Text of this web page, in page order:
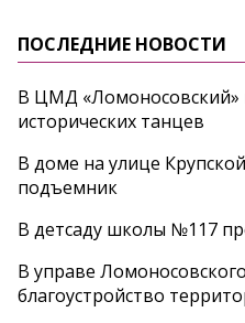
ПОСЛЕДНИЕ НОВОСТИ
В ЦМД «Ломоносовский»
исторических танцев
В доме на улице
подъемник
В детсаду школы №117
В управе
благоустройство